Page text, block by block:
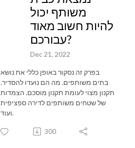
משותף יכול
להיות חשוב מאוד
עבורכם?
Dec 21, 2022
בפרק זה נסקור באופן כללי את נושא
בתים משותפים. מה הם נועדו להסדיר.
תקנון מצוי לעומת תקנון מוסכם. הצמדות
של שטחים משותפים לדירה ספציפית
ועוד.
300